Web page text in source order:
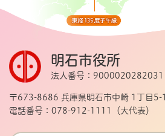
明石市役所
法人番号：9000020282031
〒673-8686 兵庫県明石市中崎 1丁目5-1
電話番号：078-912-1111（大代表）